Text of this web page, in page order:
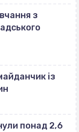
з
із
понад 2,6